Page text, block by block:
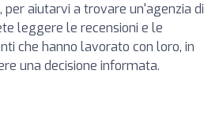
aiutarvi a trovare un'agenzia di
leggere le recensioni e le
che hanno lavorato con loro, in
una decisione informata.